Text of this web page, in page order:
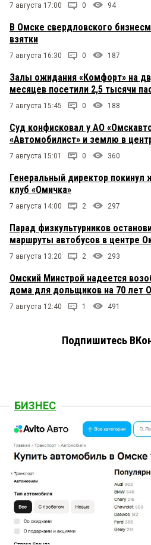
7 августа 17:00 0 94
В Омске свердловского
взятки
7 августа 16:30 0 187
Залы ожидания «Комфорт» на
месяцев посетили 2,5 тысячи
7 августа 15:45 0 188
Суд конфисковал у АО
«Автомобилист» и землю в
7 августа 15:01 0 360
Генеральный директор
клуб «Омичка»
7 августа 14:00 2 297
Парад физкультурников
маршруты автобусов в центре
7 августа 13:20 2 293
Омский Минстрой надеется
дома для дольщиков на 70 лет
7 августа 12:40 1 491
Подпишитесь
БИЗНЕС